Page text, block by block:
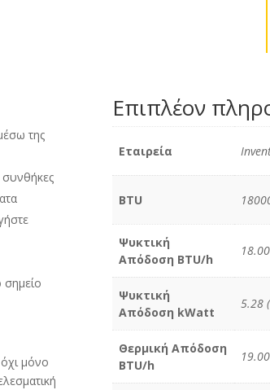
της
συνθήκες
σημείο
μόνο
Επιπλέον
Εταιρεία
BTU
Ψυκτική
Απόδοση BTU/h
Ψυκτική
Απόδοση kWatt
5.28
Θερμική Απόδοση
BTU/h